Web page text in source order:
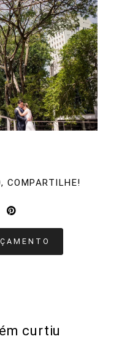
COMPARTILHE!
curtiu